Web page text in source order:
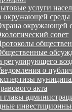
услуги
окружающей среды
окружающей
совет
регулирующего
о
акта
главы